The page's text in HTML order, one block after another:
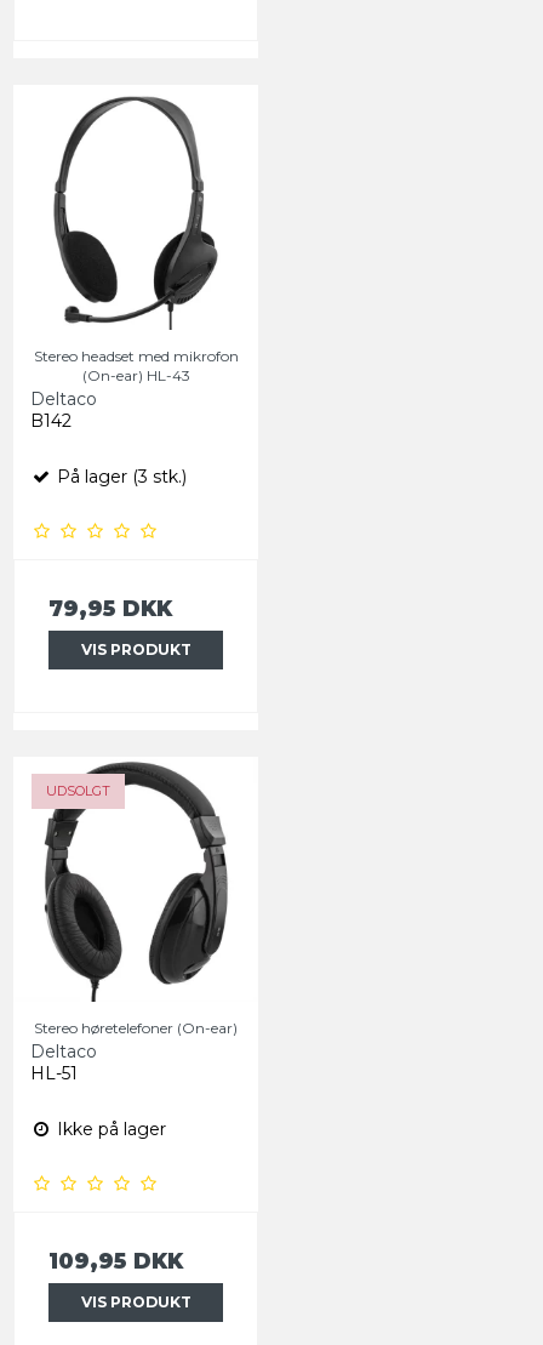
Stereo headset med mikrofon
(On-ear) HL-43
Deltaco
B142
På lager (3 stk.)
79,95 DKK
VIS PRODUKT
UDSOLGT
Stereo høretelefoner (On-ear)
Deltaco
HL-51
Ikke på lager
109,95 DKK
VIS PRODUKT